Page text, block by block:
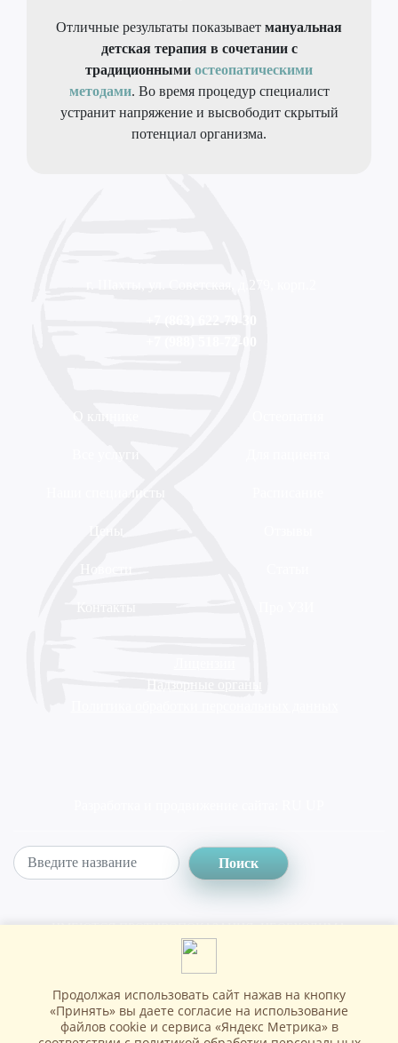
Отличные результаты показывает мануальная
детская терапия в сочетании с
традиционными остеопатическими
методами. Во время процедур специалист
устранит напряжение и высвободит скрытый
потенциал организма.
Поиск
КОНСУЛЬТАЦИЯ СПЕЦИАЛИСТА
Copyright © Клиника восстановительной медицины, 2026
Продолжая использовать сайт нажав на кнопку
«Принять» вы даете согласие на использование
файлов cookie и сервиса «Яндекс Метрика» в